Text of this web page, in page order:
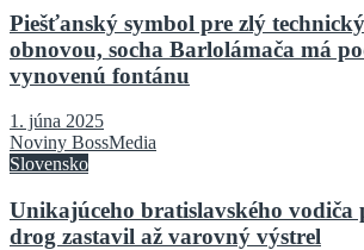
Piešťanský symbol pre zlý
obnovou, socha Barlolámača má
vynovenú fontánu
1. júna 2025
Noviny BossMedia
Slovensko
Unikajúceho bratislavského vodiča
drog zastavil až varovný výstrel